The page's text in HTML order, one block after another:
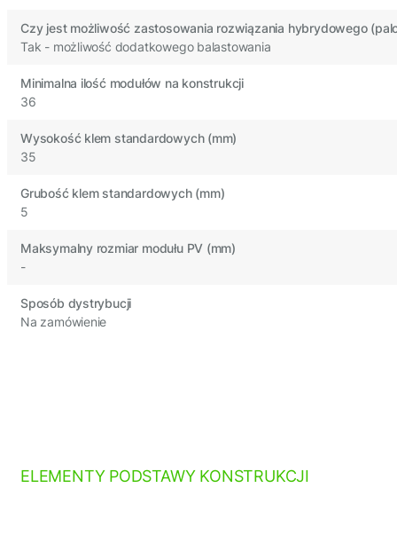
Czy jest możliwość zastosowania rozwiązania hybrydowego
Tak - możliwość dodatkowego balastowania
Minimalna ilość modułów na konstrukcji
36
Wysokość klem standardowych (mm)
35
Grubość klem standardowych (mm)
5
Maksymalny rozmiar modułu PV (mm)
-
Sposób dystrybucji
Na zamówienie
ELEMENTY PODSTAWY KONSTRUKCJI